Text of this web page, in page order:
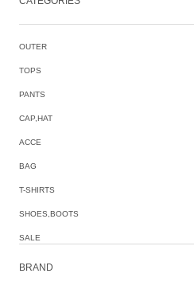
OUTER
TOPS
PANTS
CAP,HAT
ACCE
BAG
T-SHIRTS
SHOES,BOOTS
SALE
BRAND